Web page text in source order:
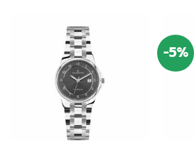
-5%